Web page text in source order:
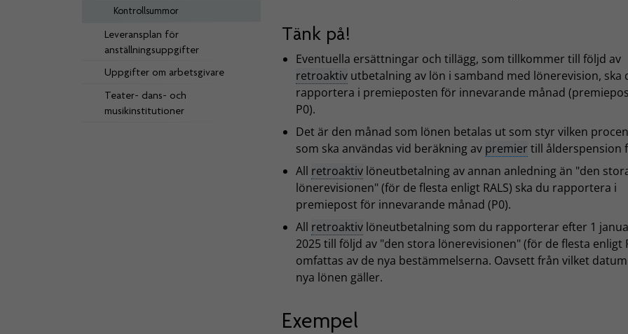
Kontrollsummor
Leveransplan för
anställningsuppgifter
Uppgifter om arbetsgivare
Teater- dans- och
musikinstitutioner
Tänk på!
Eventuella ersättningar och tillägg, som tillkommer till följd av
retroaktiv utbetalning av lön i samband med lönerevision, ska
rapportera i premieposten för innevarande månad
P0).
Det är den månad som lönen betalas ut som styr vilken
som ska användas vid beräkning av premier till ålderspension
All retroaktiv löneutbetalning av annan anledning än "den
lönerevisionen" (för de flesta enligt RALS) ska du rapportera i
premiepost för innevarande månad (P0).
All retroaktiv löneutbetalning som du rapporterar efter 1
2025 till följd av "den stora lönerevisionen" (för de flesta enligt
omfattas av de nya bestämmelserna. Oavsett från vilket
nya lönen gäller.
Exempel